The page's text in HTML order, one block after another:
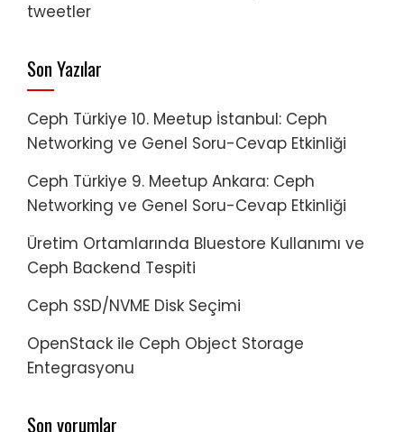
tweetler
Son Yazılar
Ceph Türkiye 10. Meetup İstanbul: Ceph
Networking ve Genel Soru-Cevap Etkinliği
Ceph Türkiye 9. Meetup Ankara: Ceph
Networking ve Genel Soru-Cevap Etkinliği
Üretim Ortamlarında Bluestore Kullanımı ve
Ceph Backend Tespiti
Ceph SSD/NVME Disk Seçimi
OpenStack ile Ceph Object Storage
Entegrasyonu
Son yorumlar